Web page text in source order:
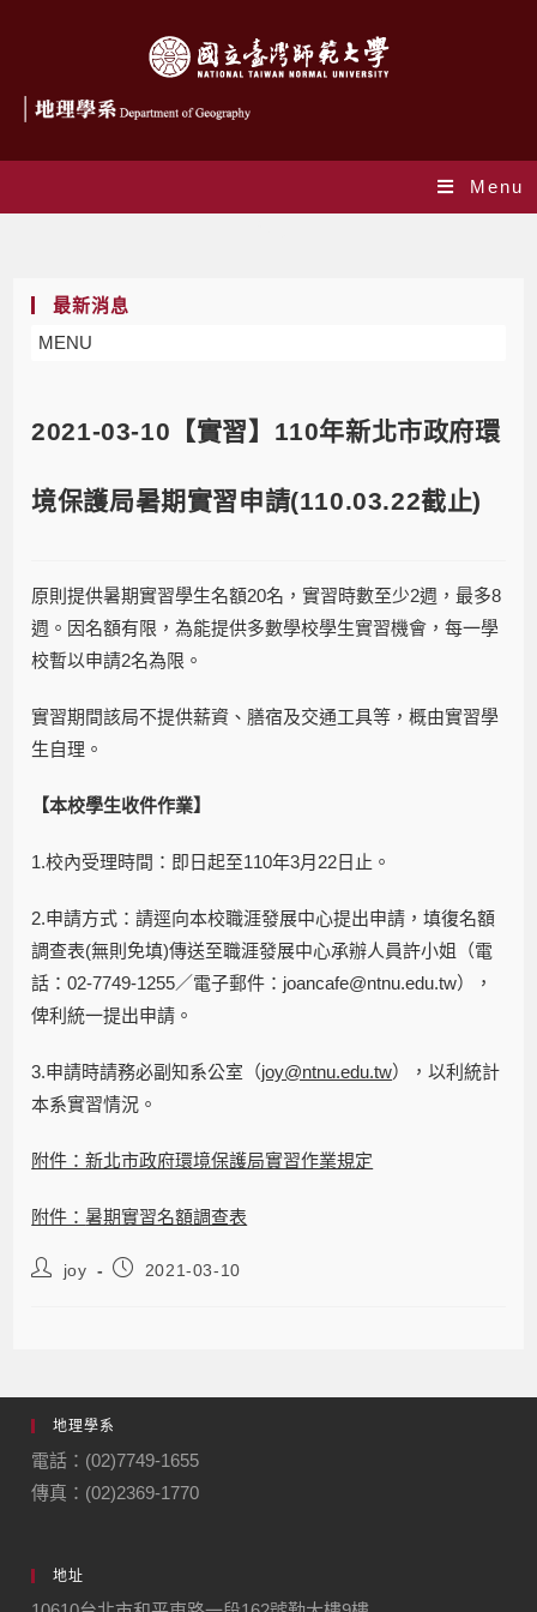
Menu
最新消息
MENU
2021-03-10【實習】110年新北市政府環
境保護局暑期實習申請(110.03.22截止)
原則提供暑期實習學生名額20名，實習時數至少2週，最多8
週。因名額有限，為能提供多數學校學生實習機會，每一學
校暫以申請2名為限。
實習期間該局不提供薪資、膳宿及交通工具等，概由實習學
生自理。
【本校學生收件作業】
1.校內受理時間：即日起至110年3月22日止。
2.申請方式：請逕向本校職涯發展中心提出申請，填復名額
調查表(無則免填)傳送至職涯發展中心承辦人員許小姐（電
話：02-7749-1255／電子郵件：joancafe@ntnu.edu.tw），
俾利統一提出申請。
3.申請時請務必副知系公室（joy@ntnu.edu.tw），以利統計
本系實習情況。
附件：新北市政府環境保護局實習作業規定
附件：暑期實習名額調查表
joy 2021-03-10
地理學系
電話：(02)7749-1655
傳真：(02)2369-1770
地址